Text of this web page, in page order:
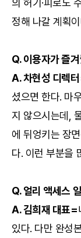
의 허기·피로도
정해 나갈 계획
Q. 이용자가 즐
A. 차현성 디렉
셨으면 한다. 마
지 않으시는데,
에 뒤엉키는 장
다. 이런 부분을
Q. 얼리 액세스
A. 김희재 대표=
있다. 다만 완성